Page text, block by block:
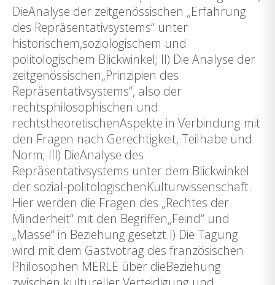
DieAnalyse der zeitgenössischen „Erfahrung
des Repräsentativsystems“ unter
historischem,soziologischem und
politologischem Blickwinkel; II) Die Analyse der
zeitgenössischen„Prinzipien des
Repräsentativsystems“, also der
rechtsphilosophischen und
rechtstheoretischenAspekte in Verbindung mit
den Fragen nach Gerechtigkeit, Teilhabe und
Norm; III) DieAnalyse des
Repräsentativsystems unter dem Blickwinkel
der sozial-politologischenKulturwissenschaft.
Hier werden die Fragen des „Rechtes der
Minderheit“ mit den Begriffen„Feind“ und
„Masse“ in Beziehung gesetzt.I) Die Tagung
wird mit dem Gastvotrag des französischen
Philosophen MERLE über dieBeziehung